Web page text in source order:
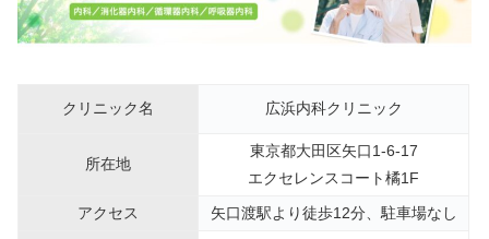
クリニック名 広浜内科クリニック
所在地
東京都大田区矢口1-6-17
エクセレンスコート橘1F
アクセス
矢口渡駅より徒歩12分、駐車場なし